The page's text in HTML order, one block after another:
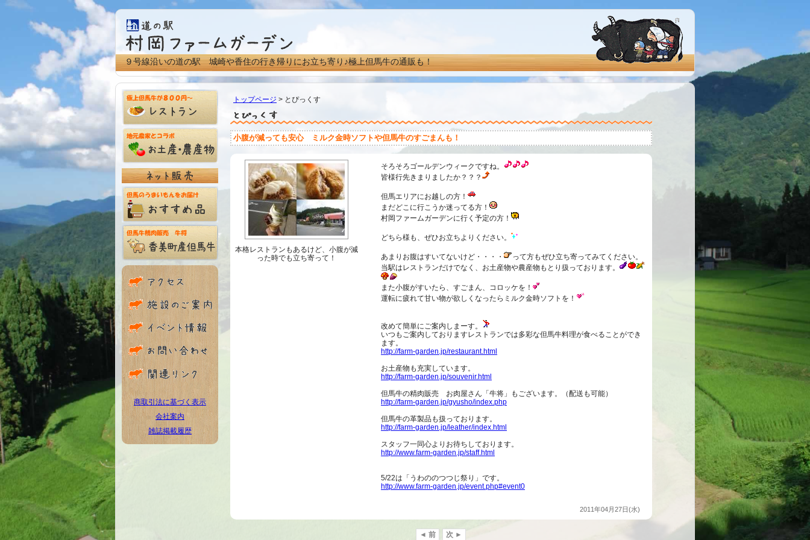
９号線沿いの道の駅 城崎や香住の行き帰りにお立ち寄り♪極上但馬牛の通販も！
商取引法に基づく表示
会社案内
雑誌掲載履歴
トップページ > とぴっくす
小腹が減っても安心 ミルク金時ソフトや但馬牛のすごまんも！
本格レストランもあるけど、小腹が減
った時でも立ち寄って！
そろそろゴールデンウィークですね。
皆様行先きまりましたか？？？
但馬エリアにお越しの方！
まだどこに行こうか迷ってる方！
村岡ファームガーデンに行く予定の方！
どちら様も、ぜひお立ちよりください。
あまりお腹はすいてないけど・・・・
って方もぜひ立ち寄ってみてください。
当駅はレストランだけでなく、お土産物や農産物もとり扱っております。
また小腹がすいたら、すごまん、コロッケを！
運転に疲れて甘い物が欲しくなったらミルク金時ソフトを！
改めて簡単にご案内しまーす。
いつもご案内しておりますレストランでは多彩な但馬牛料理が食べることができ
ます。
http://farm-garden.jp/restaurant.html
お土産物も充実しています。
http://farm-garden.jp/souvenir.html
但馬牛の精肉販売 お肉屋さん「牛将」もございます。（配送も可能）
http://farm-garden.jp/gyusho/index.php
但馬牛の革製品も扱っております。
http://farm-garden.jp/leather/index.html
スタッフ一同心よりお待ちしております。
http://www.farm-garden.jp/staff.html
5/22は「うわののつつじ祭り」です。
http://www.farm-garden.jp/event.php#event0
2011年04月27日(水)
◄ 前 次 ►